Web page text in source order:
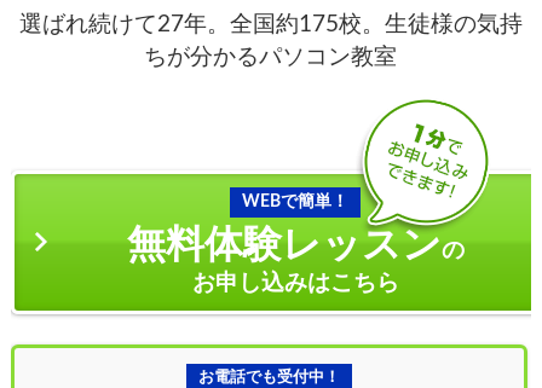
選ばれ続けて27年。全国約175校。生徒様の気持
ちが分かるパソコン教室
WEBで簡単！
無料体験レッスンの
お申し込みはこちら
お電話でも受付中！